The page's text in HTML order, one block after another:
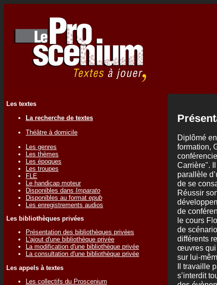
Les textes
La recherche de textes
Théâtre à domicile
Les genres
Les thèmes
Les époques
Les troupes
FLE
Le handicap moteur
Disponibles dans Imparato
Disponibles au format epub
Les enregistrements audios
Les bibliothèques privées
Présentation des bibliothèques privées
L'ajout d'une bibliothèque privée
La modification d'une bibliothèque privée
La consultation d'une bibliothèque privée
Les appels à textes
Les collectifs du Proscenium
Diplômé
formation,
Carrière".
parallèle
de se
Réussir
de
le cours
de
différents
œuvres qui
sur lui-
Il travaille
s’interdit